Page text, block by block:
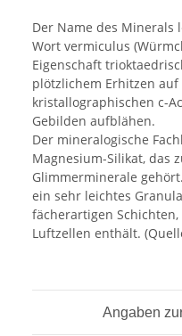
Der Name des Minerals
Wort vermiculus
Eigenschaft
plötzlichem Erhitzen auf
kristallographischen c-
Gebilden aufblähen.
Der mineralogische
Magnesium-Silikat, das
Glimmerminerale
ein sehr leichtes
fächerartigen
Luftzellen enthält.
Angaben